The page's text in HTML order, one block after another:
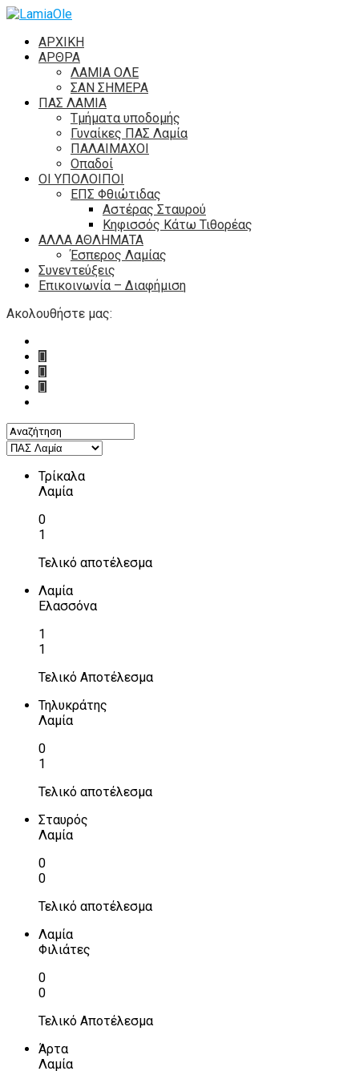
ΑΡΧΙΚΗ
ΑΡΘΡΑ
ΛΑΜΙΑ ΟΛΕ
ΣΑΝ ΣΗΜΕΡΑ
ΠΑΣ ΛΑΜΙΑ
Τμήματα υποδομής
Γυναίκες ΠΑΣ Λαμία
ΠΑΛΑΙΜΑΧΟΙ
Οπαδοί
ΟΙ ΥΠΟΛΟΙΠΟΙ
ΕΠΣ Φθιώτιδας
Αστέρας Σταυρού
Κηφισσός Κάτω Τιθορέας
ΑΛΛΑ ΑΘΛΗΜΑΤΑ
Έσπερος Λαμίας
Συνεντεύξεις
Επικοινωνία – Διαφήμιση
Ακολουθήστε μας:
Τρίκαλα
Λαμία
0
1
Τελικό αποτέλεσμα
Λαμία
Ελασσόνα
1
1
Τελικό Αποτέλεσμα
Τηλυκράτης
Λαμία
0
1
Τελικό αποτέλεσμα
Σταυρός
Λαμία
0
0
Τελικό αποτέλεσμα
Λαμία
Φιλιάτες
0
0
Τελικό Αποτέλεσμα
Άρτα
Λαμία